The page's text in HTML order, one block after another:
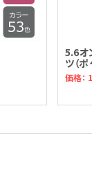
5.6オ
ツ（ポ
価格：